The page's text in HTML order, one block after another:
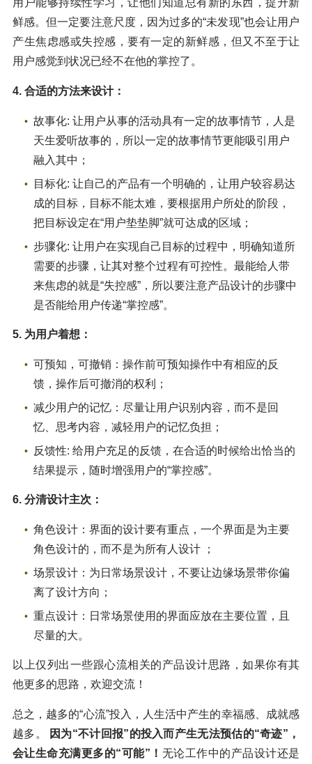
用户能够持续性学习，让他们知道总有新的东西，提升新
鲜感。但一定要注意尺度，因为过多的“未发现”也会让用户
产生焦虑感或失控感，要有一定的新鲜感，但又不至于让
用户感觉到状况已经不在他的掌控了。
4. 合适的方法来设计：
故事化: 让用户从事的活动具有一定的故事情节，人是
天生爱听故事的，所以一定的故事情节更能吸引用户
融入其中；
目标化: 让自己的产品有一个明确的，让用户较容易达
成的目标，目标不能太难，要根据用户所处的阶段，
把目标设定在“用户垫垫脚”就可达成的区域；
步骤化: 让用户在实现自己目标的过程中，明确知道所
需要的步骤，让其对整个过程有可控性。最能给人带
来焦虑的就是“失控感”，所以要注意产品设计的步骤中
是否能给用户传递“掌控感”。
5. 为用户着想：
可预知，可撤销：操作前可预知操作中有相应的反
馈，操作后可撤消的权利；
减少用户的记忆：尽量让用户识别内容，而不是回
忆、思考内容，减轻用户的记忆负担；
反馈性: 给用户充足的反馈，在合适的时候给出恰当的
结果提示，随时增强用户的“掌控感”。
6. 分清设计主次：
角色设计：界面的设计要有重点，一个界面是为主要
角色设计的，而不是为所有人设计 ；
场景设计：为日常场景设计，不要让边缘场景带你偏
离了设计方向；
重点设计：日常场景使用的界面应放在主要位置，且
尽量的大。
以上仅列出一些跟心流相关的产品设计思路，如果你有其
他更多的思路，欢迎交流！
总之，越多的“心流”投入，人生活中产生的幸福感、成就感
越多。
因为“不计回报”的投入而产生无法预估的“奇迹”，
会让生命充满更多的“可能”！ 无论工作中的产品设计还是